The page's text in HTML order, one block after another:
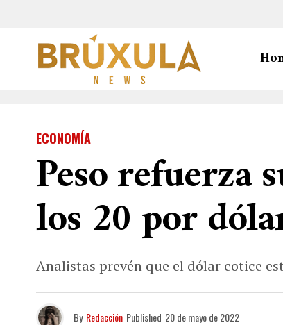
ECONOMÍA
Peso refuerza
los 20 por
Analistas prevén que el dólar cotice
By Redacción Published 20 de mayo de 2022